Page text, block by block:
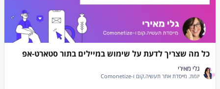
כל מה שצריך לדעת על שימוש במיילים בתור סטארט-אפ
גלי מאירי
יזמת. מייסדת אתר תעשיה.קום ו-Comonetize